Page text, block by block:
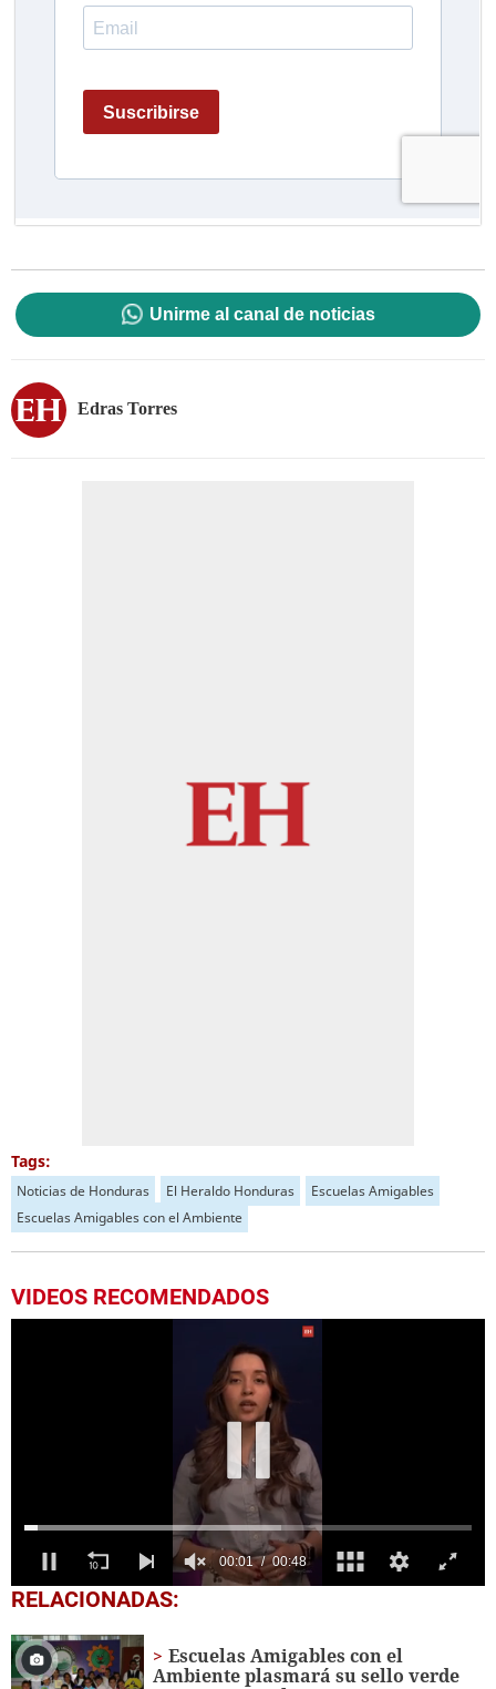
Unirme al canal de noticias
Edras Torres
Tags:
Noticias de Honduras El Heraldo Honduras
Escuelas Amigables
Escuelas Amigables con el Ambiente
VIDEOS RECOMENDADOS
0
of
seconds
RELACIONADAS:
Escuelas Amigables con el
Ambiente plasmará su sello verde